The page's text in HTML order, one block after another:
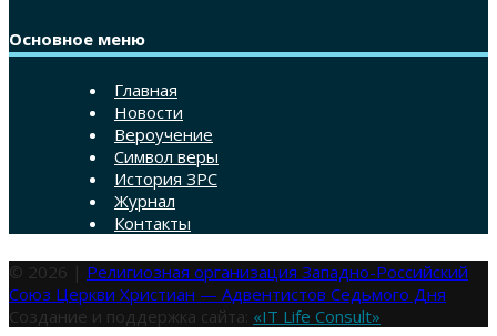
Основное меню
Главная
Новости
Вероучение
Символ веры
История ЗРС
Журнал
Контакты
© 2026 | Религиозная организация Западно-Российский
Союз Церкви Христиан — Адвентистов Седьмого Дня
Создание и поддержка сайта: «IT Life Consult»